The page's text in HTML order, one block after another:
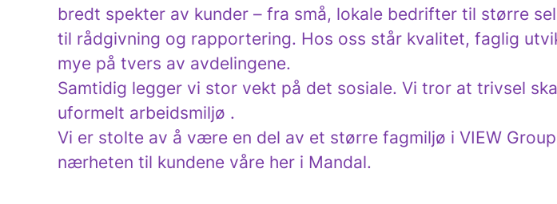
bredt spekter av kunder – fra små, lokale bedrifter til større
til rådgivning og rapportering. Hos oss står kvalitet, faglig
mye på tvers av avdelingene.
Samtidig legger vi stor vekt på det sosiale. Vi tror at trivsel
uformelt arbeidsmiljø .
Vi er stolte av å være en del av et større fagmiljø i VIEW
nærheten til kundene våre her i Mandal.